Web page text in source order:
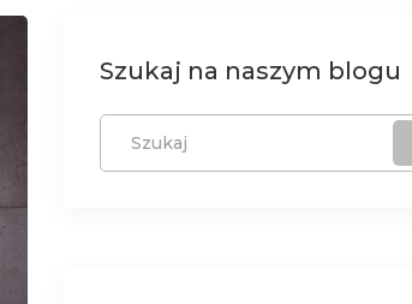
Szukaj na naszym blogu